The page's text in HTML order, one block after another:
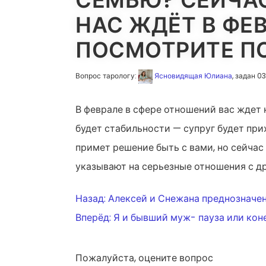
НАС ЖДЁТ В
ПОСМОТРИТЕ
Вопрос тарологу: Ясновидящая Юлиана, задан
В феврале в сфере отношений вас
будет стабильности — супруг будет
примет решение быть с вами, но
указывают на серьезные отношения с
ПО
Назад: Алексей и Снежана
Вперёд: Я и бывший муж- пауза или
Пожалуйста, оцените вопрос